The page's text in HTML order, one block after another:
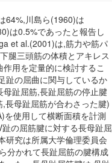
64%,川島ら(1960)は
は0.5%であったと報告し
et al.(2001)は,筋力や筋パ
腿三頭筋の体積とアキレス
用を定量的に検討するこ
趾の屈曲に関与しているか
趾屈筋,長趾屈筋の停止腱
長母趾屈筋が合わさった腱)
を使用して横断面積を計測
の屈筋腱に対する長母趾屈
研究は所属大学倫理委員会
分かれて長趾屈筋の腱構成